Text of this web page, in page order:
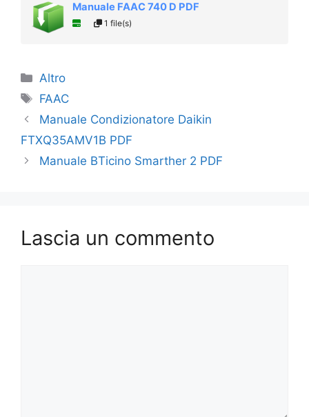
Manuale FAAC 740 D PDF
1 file(s)
Categorie
Altro
Tag
FAAC
Manuale Condizionatore Daikin
FTXQ35AMV1B PDF
Manuale BTicino Smarther 2 PDF
Lascia un commento